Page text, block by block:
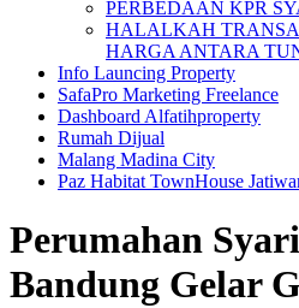
PERBEDAAN KPR
HALALKAH
HARGA ANTARA
Info Launcing Property
SafaPro Marketing Freelance
Dashboard Alfatihproperty
Rumah Dijual
Malang Madina City
Paz Habitat TownHouse
Perumahan
Bandung Gelar